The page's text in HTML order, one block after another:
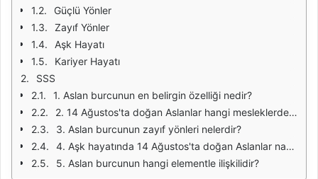
Güçlü Yönler
Zayıf Yönler
Aşk Hayatı
Kariyer Hayatı
SSS
1. Aslan burcunun en belirgin özelliği nedir?
2. 14 Ağustos'ta doğan Aslanlar hangi mesleklerde başarılı olabilir?
3. Aslan burcunun zayıf yönleri nelerdir?
4. Aşk hayatında 14 Ağustos'ta doğan Aslanlar nasıl bir tutum sergiler?
5. Aslan burcunun hangi elementle ilişkilidir?